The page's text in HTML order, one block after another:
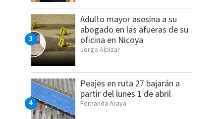
Adulto mayor asesina a su
abogado en las afueras de su
oficina en Nicoya
Jorge Alpízar
Peajes en ruta 27 bajarán a
partir del lunes 1 de abril
Fernanda Araya